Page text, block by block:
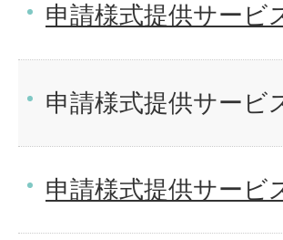
申請様式提供サービ
申請様式提供サービ
申請様式提供サービ